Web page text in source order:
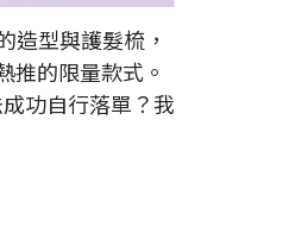
造型與護髮梳，
推的限量款式。
功自行落單？我